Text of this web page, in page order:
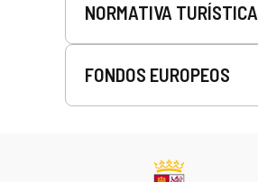
NORMATIVA TURÍSTICA
FONDOS EUROPEOS